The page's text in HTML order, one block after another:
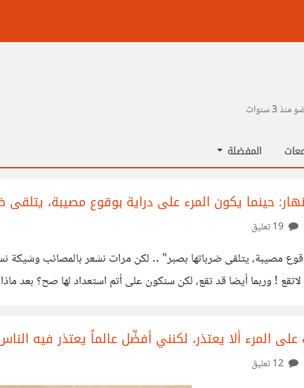
منذ3 سنوات
المفضلة
حينما يكون المرء على دراية بوقوع مصيبة، يتلقى
مصيبة، يتلقى ضرباتها بصبر" .. لكن مرات نشعر بالمصائب وشيكة
! وربما أيضا قد تقع، لكن سنكون على أتم استعداد لها صح؟ بعد
المرء ألا يعتذر، لكنني أفضِّل عالماً يعتذر فيه